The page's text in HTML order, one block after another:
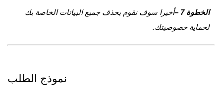
الخطوة 7 –
أخيرا سوف نقوم بحذف جميع البيانات الخاصة بك
لحماية خصوصيتك.
نموذج الطلب